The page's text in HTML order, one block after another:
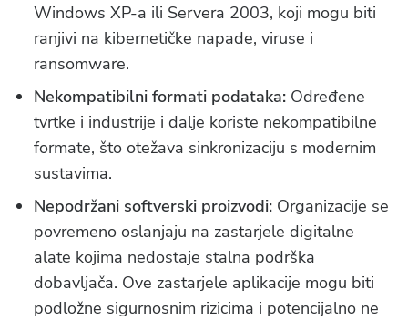
Windows XP-a ili Servera 2003, koji mogu biti
ranjivi na kibernetičke napade, viruse i
ransomware.
Nekompatibilni formati podataka: Određene
tvrtke i industrije i dalje koriste nekompatibilne
formate, što otežava sinkronizaciju s modernim
sustavima.
Nepodržani softverski proizvodi: Organizacije se
povremeno oslanjaju na zastarjele digitalne
alate kojima nedostaje stalna podrška
dobavljača. Ove zastarjele aplikacije mogu biti
podložne sigurnosnim rizicima i potencijalno ne